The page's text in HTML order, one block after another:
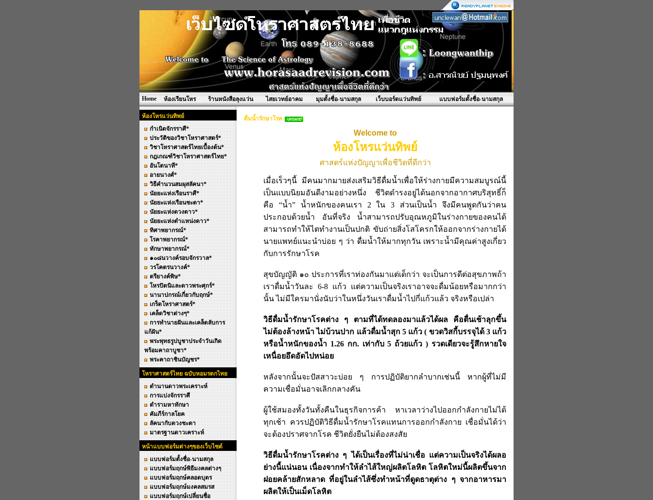
Home ห้องเรียนโหร ร้านหนังสือลุงแว่น ไสยเวทย์อาคม มุมตั้งชื่อ-นามสกุล เว็บบอร์ดแว่นทิพย์ แบบฟอร์มตั้งชื่อ-นามสกุล
ห้องโหรแว่นทิพย์
กำเนิดจักรราศี*
ประวัติของวิชาโหราศาสตร์*
วิชาโหราศาสตร์ไทยเบื้องต้น*
กฎเกณฑ์วิชาโหราศาสตร์ไทย*
อันโตนาที*
อายนางศ์*
วิธีคำนวนสมผุสลัคนา*
นัยยะแห่งเรือนราศี*
นัยยะแห่งเรือนชะตา*
นัยยะแห่งดวงดาว*
นัยยะแห่งตำแหน่งดาว*
ทิศาพยากรณ์*
โรคาพยากรณ์*
ทักษาพยากรณ์*
๑๐๘นวางค์รอบจักรวาล*
วรโคตรนวางค์*
ตรียางค์พิษ*
โหรปัตนิและดาวพระศุกร์*
นานาปกรณ์เกี่ยวกับฤกษ์*
เกร็ดโหราศาสตร์*
เคล็ดวิชาต่างๆ*
การทำนายฝันและเคล็ดลับการ
แก้ฝัน*
พระพุทธรูปบูชาประจำวันเกิด
พร้อมคาถาบูชา*
พระคาถาชินบัญชร*
โหราศาสตร์ไทย ฉบับหอมรดกไทย
ตำนานดาวพระเคราะห์
การแบ่งจักรราศี
ตำรามหาทักษา
คัมภีร์กาลโยค
ลัคนากับดวงชะตา
มาตรฐานดาวเคราะห์
หน้าแบบฟอร์มต่างๆของเว็บไซด์
แบบฟอร์มตั้งชื่อ-นามสกุล
แบบฟอร์มฤกษ์พิธีมงคลต่างๆ
แบบฟอร์มฤกษ์คลอดบุตร
แบบฟอร์มฤกษ์มงคลสมรส
แบบฟอร์มฤกษ์เปลี่ยนชื่อ
ดื่มน้ำรักษาโรค
Welcome to
ห้องโหรแว่นทิพย์
ศาสตร์แห่งปัญญาเพื่อชีวิตที่ดีกว่า
เมื่อเร็วๆนี้ มีคนมากมายส่งเสริมวิธีดื่มน้ำเพื่อให้ร่างกายมีความสมบูรณ์นี้
เป็นแบบนิยมอันดีงามอย่างหนึ่ง ชีวิตดำรงอยู่ได้นอกจากอากาศบริสุทธิ์ก็
คือ “น้ำ” น้ำหนักของคนเรา 2 ใน 3 ส่วนเป็นน้ำ จึงมีคนพูดกันว่าคน
ประกอบด้วยน้ำ อันที่จริง น้ำสามารถปรับอุณหภูมิในร่างกายของคนได้
สามารถทำให้ไตทำงานเป็นปกติ ขับถ่ายสิ่งโสโครกให้ออกจากร่างกายได้
นายแพทย์แนะนำบ่อย ๆ ว่า ดื่มน้ำให้มากทุกวัน เพราะน้ำมีคุณค่าสูงเกี่ยว
กับการรักษาโรค
สุขบัญญัติ ๑๐ ประการที่เราท่องกันมาแต่เด็กว่า จะเป็นการดีต่อสุขภาพถ้า
เราดื่มน้ำวันละ 6-8 แก้ว แต่ความเป็นจริงเราอาจจะดื่มน้อยหรือมากกว่า
นั้น ไม่มีใครมานั่งนับว่าในหนึ่งวันเราดื่มน้ำไปกี่แก้วแล้ว จริงหรือเปล่า
วิธีดื่มน้ำรักษาโรคต่าง ๆ ตามที่ได้ทดลองมาแล้วได้ผล คือตื่นเช้าลุกขึ้น
ไม่ต้องล้างหน้า ไม่บ้วนปาก แล้วดื่มน้ำสุก 5 แก้ว ( ขวดวิสกี้บรรจุได้ 3 แก้ว
หรือน้ำหนักของน้ำ 1.26 กก. เท่ากับ 5 ถ้วยแก้ว ) รวดเดียวจะรู้สึกหายใจ
เหนื่อยอึดอัดไปหน่อย
หลังจากนั้นจะปัสสาวะบ่อย ๆ การปฏิบัติยากลำบากเช่นนี้ หากผู้ที่ไม่มี
ความเชื่อมั่นอาจเลิกกลางคัน
ผู้ใช้สมองทั้งวันทั้งคืนในธุรกิจการค้า หาเวลาว่างไปออกกำลังกายไม่ได้
ทุกเช้า ควรปฏิบัติวิธีดื่มน้ำรักษาโรคแทนการออกกำลังกาย เชื่อมั่นได้ว่า
จะต้องปราศจากโรค ชีวิตยั่งยืนไม่ต้องสงสัย
วิธีดื่มน้ำรักษาโรคต่าง ๆ ได้เป็นเรื่องที่ไม่น่าเชื่อ แต่ความเป็นจริงได้ผลอ
ย่างนี้แน่นอน เนื่องจากทำให้ลำไส้ใหญ่ผลิตโลหิต โลหิตใหม่นี้ผลิตขึ้นจาก
ฝอยคล้ายสักหลาด ที่อยู่ในลำไส้ซึ่งทำหน้าที่ดูดธาตุต่าง ๆ จากอาหารมา
ผลิตให้เป็นเม็ดโลหิต